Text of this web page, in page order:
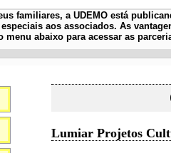
familiares, a UDEMO está
aos associados. As
menu abaixo para acessar as
Lumiar Projetos